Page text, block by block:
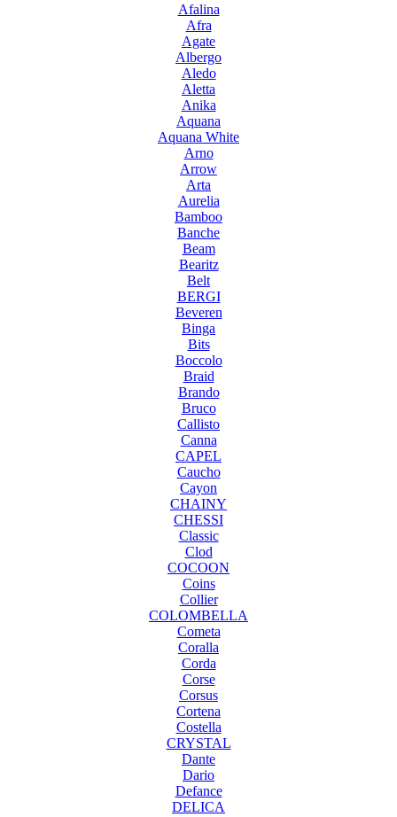
Afalina
Afra
Agate
Albergo
Aledo
Aletta
Anika
Aquana
Aquana White
Arno
Arrow
Arta
Aurelia
Bamboo
Banche
Beam
Bearitz
Belt
BERGI
Beveren
Binga
Bits
Boccolo
Braid
Brando
Bruco
Callisto
Canna
CAPEL
Caucho
Cayon
CHAINY
CHESSI
Classic
Clod
COCOON
Coins
Collier
COLOMBELLA
Cometa
Coralla
Corda
Corse
Corsus
Cortena
Costella
CRYSTAL
Dante
Dario
Defance
DELICA